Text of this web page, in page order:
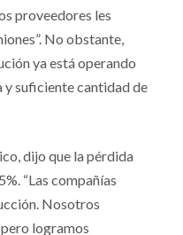
proveedores les
No obstante,
ya está operando
y suficiente cantidad de
dijo que la pérdida
“Las compañías
Nosotros
logramos